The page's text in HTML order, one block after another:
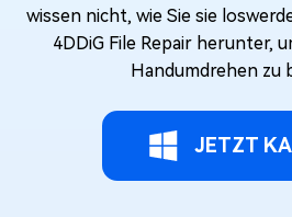
wissen nicht, wie Sie sie
4DDiG File Repair herunter,
Handumdrehen zu
JETZT